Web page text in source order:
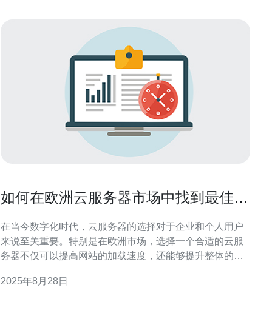
如何在欧洲云服务器市场中找到最佳选
在当今数字化时代，云服务器的选择对于企业和个人用户
来说至关重要。特别是在欧洲市场，选择一个合适的云服
务器不仅可以提高网站的加载速度，还能够提升整体的用
呢？本文将为您提供一些实用的建议和推荐。 首先，了解
2025年8月28日